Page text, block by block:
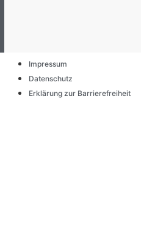
Impressum
Datenschutz
Erklärung zur Barrierefreiheit